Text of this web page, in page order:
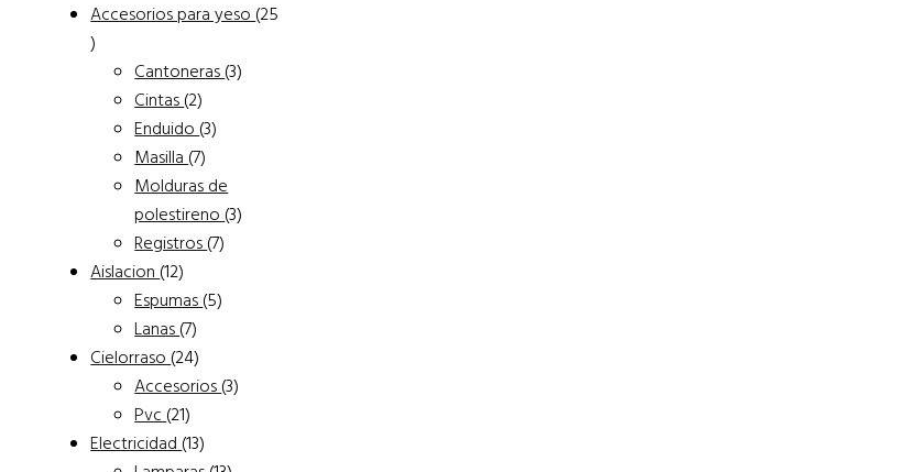
Accesorios para yeso25
25
productsCantoneras33
Cintas22
products
Enduido33
Masilla77
products
Molduras de
polestireno33
Registros77
Aislacion1212
products
Espumas55
Lanas77
products
Cielorraso2424
products
Accesorios33
Pvc2121
products
Electricidad1313